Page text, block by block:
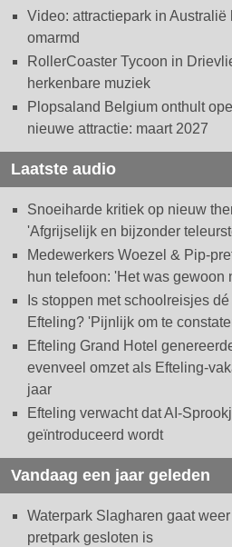
Video: attractiepark in
omarmd
RollerCoaster Tycoon in
herkenbare muziek
Plopsaland Belgium onthult
nieuwe attractie: maart 2027
Laatste audio
Snoeiharde kritiek op nieuw
'Afgrijselijk en bijzonder
Medewerkers Woezel & Pip-
hun telefoon: 'Het was gewoon
Is stoppen met schoolreisjes
Efteling? 'Pijnlijk om te
Efteling Grand Hotel
evenveel omzet als Efteling-
jaar
Efteling verwacht dat AI-
geïntroduceerd wordt
Vandaag een jaar geleden
Waterpark Slagharen gaat
pretpark gesloten is